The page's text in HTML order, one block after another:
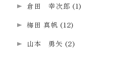
倉田 幸次郎 (1)
梅田 真帆 (12)
山本 勇矢 (2)